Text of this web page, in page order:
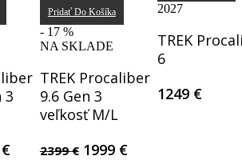
3
€Current
Pridať Do Košíka
- 17 %
NA SKLADE
TREK Procaliber
9.6 Gen 3
veľkosť M/L
2399€ Original
1999 €Current
2027
TREK
6
1249 €